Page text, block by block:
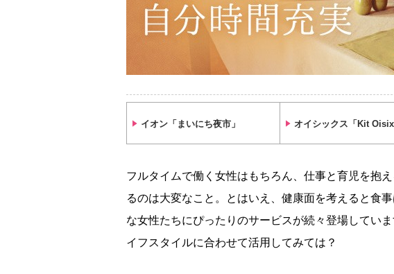
イオン「まいにち夜市」 オイシックス「Kit Oisix
フルタイムで働く女性はもちろん、仕事と育児を抱
るのは大変なこと。とはいえ、健康面を考えると食
な女性たちにぴったりのサービスが続々登場してい
イフスタイルに合わせて活用してみては？